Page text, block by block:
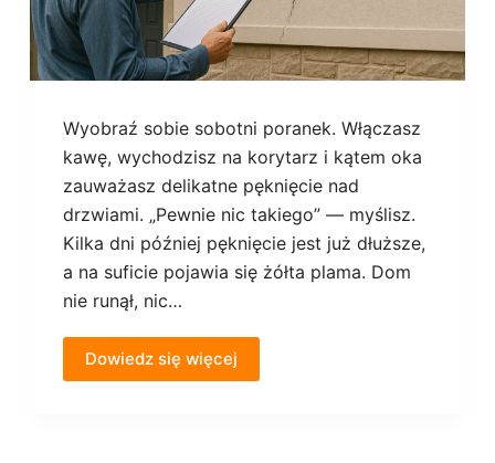
Wyobraź sobie sobotni poranek. Włączasz
kawę, wychodzisz na korytarz i kątem oka
zauważasz delikatne pęknięcie nad
drzwiami. „Pewnie nic takiego” — myślisz.
Kilka dni później pęknięcie jest już dłuższe,
a na suficie pojawia się żółta plama. Dom
nie runął, nic…
Dowiedz się więcej